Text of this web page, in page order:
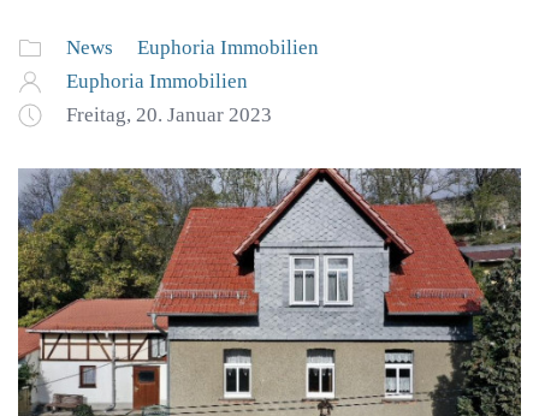
News
Euphoria Immobilien
Euphoria Immobilien
Freitag, 20. Januar 2023